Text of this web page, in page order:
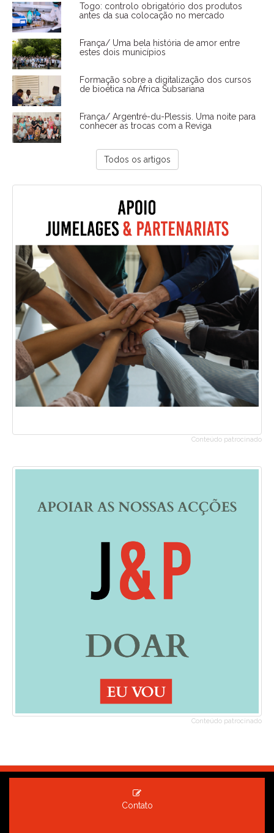
Togo: controlo obrigatório dos produtos
antes da sua colocação no mercado
França/ Uma bela história de amor entre
estes dois municípios
Formação sobre a digitalização dos cursos
de bioética na África Subsariana
França/ Argentré-du-Plessis. Uma noite para
conhecer as trocas com a Reviga
Todos os artigos
Conteúdo patrocinado
Conteúdo patrocinado
Contato